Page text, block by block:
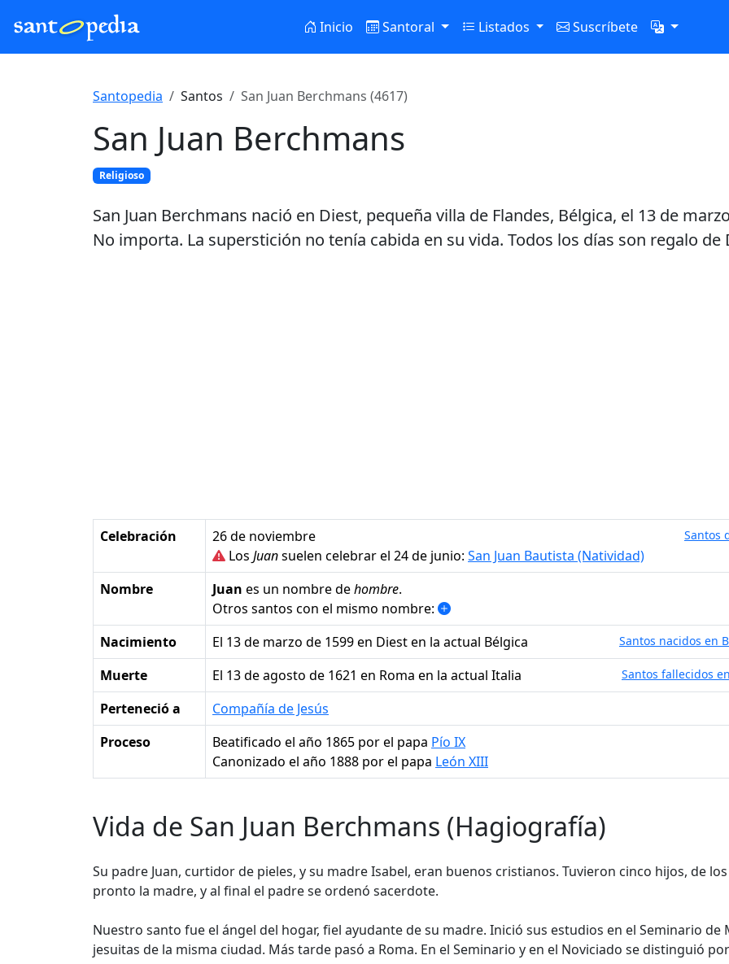
Inicio Santoral Listados Suscríbete
Santopedia Santos San Juan Berchmans (4617)
San Juan Berchmans
Religioso
San Juan Berchmans nació en Diest, pequeña villa de Flandes, Bélgica, el 13 de
No importa. La superstición no tenía cabida en su vida. Todos los días son regalo de
Celebración 26 de noviembre Santos
Los Juansuelen celebrar el 24 de junio: San Juan Bautista (Natividad)
Nombre
Juan es un nombre dehombre.
Otros santos con el mismo nombre:
Nacimiento
el 13 de marzo de 1599 en Diest en la actual Bélgica Santos nacidos en
Muerte el 13 de agosto de 1621 en Roma en la actual Italia Santos fallecidos
Perteneció a
Compañía de Jesús
Proceso
Beatificado el año 1865 por el papa Pío IX
Canonizado el año 1888 por el papa León XIII
Vida de San Juan Berchmans (Hagiografía)
Su padre Juan, curtidor de pieles, y su madre Isabel, eran buenos cristianos. Tuvieron cinco hijos, de
pronto la madre, y al final el padre se ordenó sacerdote.
Nuestro santo fue el ángel del hogar, fiel ayudante de su madre. Inició sus estudios en el Seminario
jesuitas de la misma ciudad. Más tarde pasó a Roma. En el Seminario y en el Noviciado se distinguió